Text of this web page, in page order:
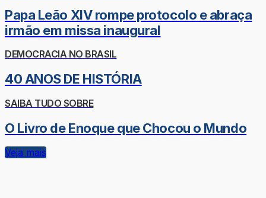
Papa Leão XIV rompe protocolo e abraça
irmão em missa inaugural
DEMOCRACIA NO BRASIL
40 ANOS DE HISTÓRIA
SAIBA TUDO SOBRE
O Livro de Enoque que Chocou o Mundo
Veja mais